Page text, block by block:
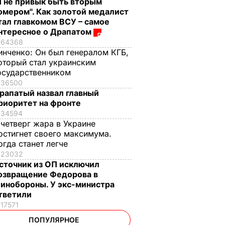
Как золотой медалист
главкомом ВСУ – самое
о Драпатом
64368
Он был генералом КГБ,
стал украинским
36500
назвал главный
на фронте
34594
жара в Украине
своего максимума.
станет легче
23032
из ОП исключил
Федорова в
У экс-министра
17571
ПОПУЛЯРНОЕ